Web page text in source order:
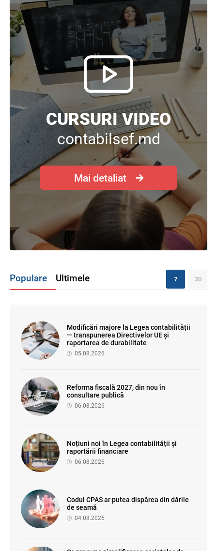
CURSURI VIDEO
contabilsef.md
Mai detaliat
Populare Ultimele 7 30
Modificări majore la Legea contabilității
— transpunerea Directivelor UE și
raportarea de durabilitate
05.08.2026
Reforma fiscală 2027, din nou în
consultare publică
06.08.2026
Noțiuni noi în Legea contabilității și
raportării financiare
06.08.2026
Codul CPAS ar putea dispărea din dările
de seamă
04.08.2026